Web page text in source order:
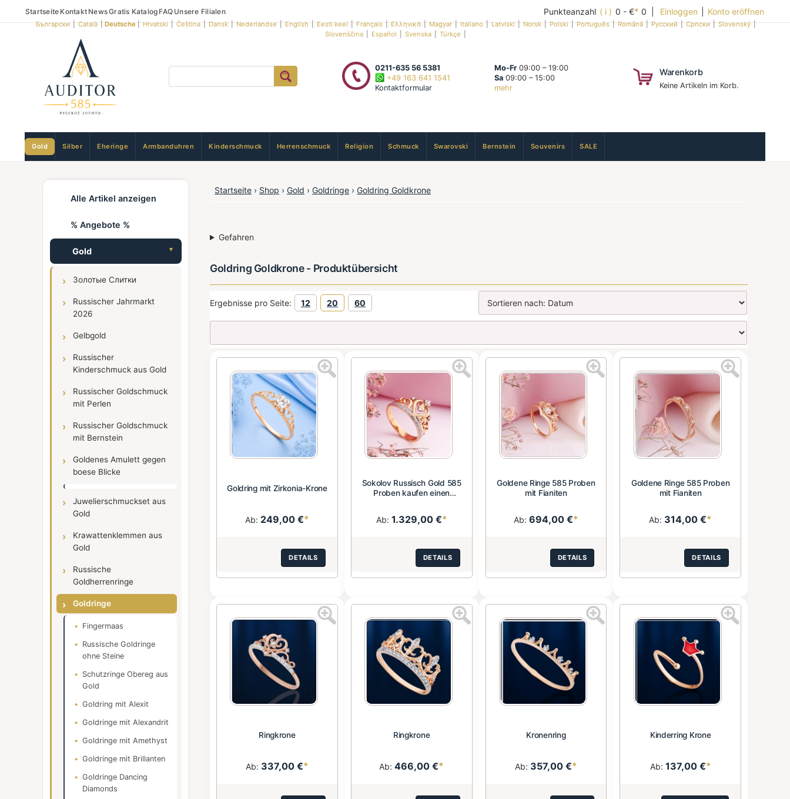
Startseite Kontakt NewsGratis Katalog FAQ Unsere Filialen Punkteanzahl ( i ) 0 - €* 0 | Einloggen Konto eröffnen
Български|Català|Deutsche|Hrvatski|Čeština|Dansk|Nederlandse|English|Eesti keel|Français|Ελληνικά|Magyar|Italiano|Latviski|Norsk|Polski|Português|Română|Русский|Српски|Slovenský|
Slovenščina
Español Svenska Türkçe
0211-635 56 5381
+49 163 641 1541
Kontaktformular
Mo-Fr09:00 – 19:00
Sa09:00 – 15:00
mehr
Warenkorb
Keine Artikeln im Korb.
Gold Silber Eheringe Armbanduhren Kinderschmuck Herrenschmuck Religion Schmuck Swarovski Bernstein Souvenirs SALE
Alle Artikel anzeigen
% Angebote %
Gold
Золотые Слитки
Russischer Jahrmarkt
2026
Gelbgold
Russischer
Kinderschmuck aus Gold
Russischer Goldschmuck
mit Perlen
Russischer Goldschmuck
mit Bernstein
Goldenes Amulett gegen
boese Blicke
Juwelierschmuckset aus
Gold
Krawattenklemmen aus
Gold
Russische
Goldherrenringe
Goldringe
Fingermaas
Russische Goldringe
ohne Steine
Schutzringe Obereg aus
Gold
Goldring mit Alexit
Goldringe mit Alexandrit
Goldringe mit Amethyst
Goldringe mit Brillanten
Goldringe Dancing
Diamonds
Startseite › Shop › Gold › Goldringe › Goldring Goldkrone
Gefahren
Goldring Goldkrone - Produktübersicht
Ergebnisse pro Seite: 12 20 60
Goldring mit Zirkonia-Krone
Ab: 249,00 €*
DETAILS
Sokolov Russisch Gold 585
Proben kaufen einen
Ab: 1.329,00 €*
DETAILS
Goldene Ringe 585 Proben
mit Fianiten
Ab: 694,00 €*
DETAILS
Goldene Ringe 585 Proben
mit Fianiten
Ab: 314,00 €*
DETAILS
Ringkrone
Ab: 337,00 €*
Ringkrone
Ab:466,00 €*
Kronenring
Ab: 357,00 €*
Kinderring Krone
Ab: 137,00 €*